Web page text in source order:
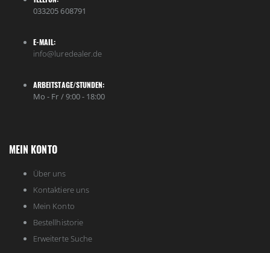
033205 608791
E-MAIL:
info@luredealer.de
ARBEITSTAGE/STUNDEN:
Mo - Fr / 9:00 - 18:00
MEIN KONTO
Über uns
Kontaktiere uns
Mein Konto
Bestellhistorie
Erweiterte Suche